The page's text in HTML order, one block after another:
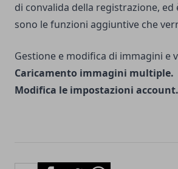
di convalida della registrazione,
sono le funzioni aggiuntive che
Gestione e modifica di immagini e
Caricamento immagini multiple.
Modifica le impostazioni account.